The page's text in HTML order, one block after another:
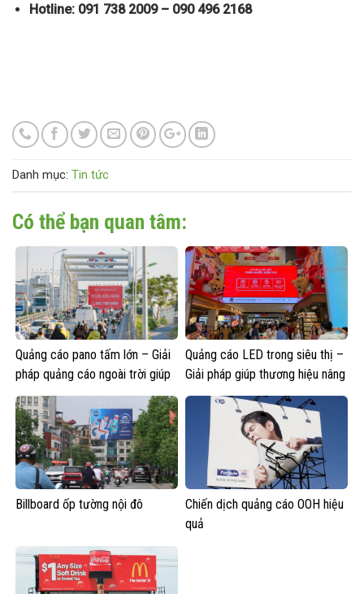
Hotline: 091 738 2009 – 090 496 2168
Danh mục: Tin tức
Có thể bạn quan tâm:
Quảng cáo pano tấm lớn – Giải
pháp quảng cáo ngoài trời giúp
thương hiệu nổi bật
Quảng cáo LED trong siêu thị –
Giải pháp giúp thương hiệu nâng
cao nhận diện hiệu quả
Billboard ốp tường nội đô
Chiến dịch quảng cáo OOH hiệu
quả